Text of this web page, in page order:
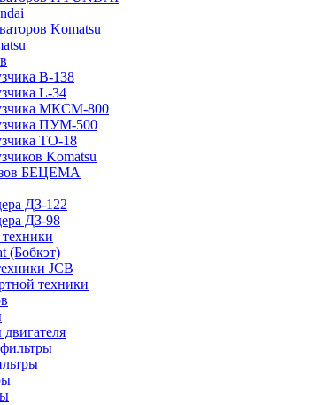
Komatsu
B-138
L-34
МКСМ-800
ПУМ-500
ТО-18
Komatsu
БЕЦЕМА
ДЗ-122
ДЗ-98
(Бобкэт)
JCB
техники